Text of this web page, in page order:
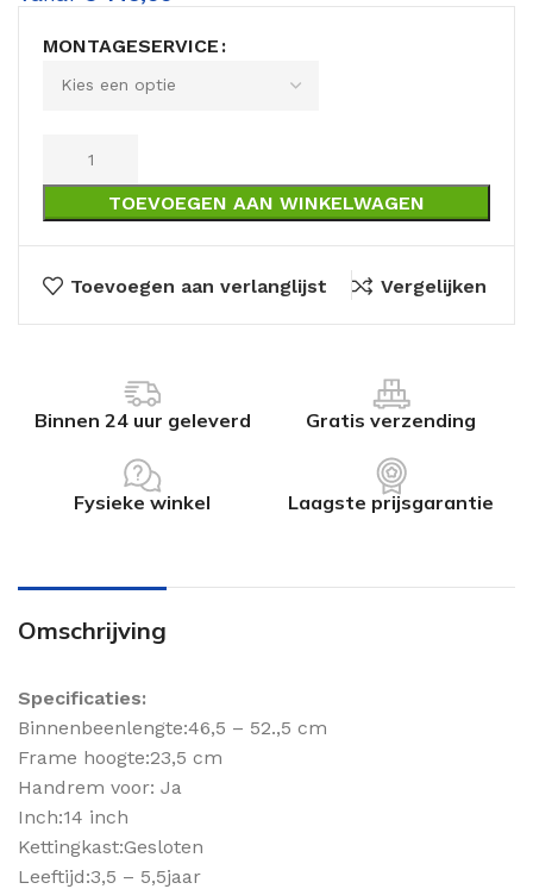
MONTAGESERVICE
TOEVOEGEN AAN WINKELWAGEN
Toevoegen aan verlanglijst Vergelijken
Binnen 24 uur geleverd Gratis verzending
Fysieke winkel Laagste prijsgarantie
Omschrijving
Specificaties:
Binnenbeenlengte:46,5 – 52.,5 cm
Frame hoogte:23,5 cm
Handrem voor: Ja
Inch:14 inch
Kettingkast:Gesloten
Leeftijd:3,5 – 5,5jaar